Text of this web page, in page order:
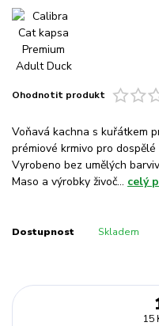
Ohodnotit produkt
Voňavá kachna s kuřátkem
prémiové krmivo pro
Vyrobeno bez umělých
Maso a výrobky živoč... celý
Dostupnost Skladem
15